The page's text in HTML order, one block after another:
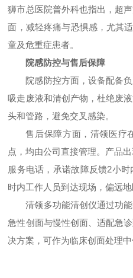
狮市总医院普外科也指出，超
面，减轻疼痛与恐惧感，尤其
童及危重症患者。
院感防控与售后保障
院感防控方面，设备配备
吸走废液和清创产物，杜绝废
头和管路，避免交叉感染。
售后保障方面，清领医疗
点，均由公司直接管理。产品
服务电话，承诺故障反馈2小
时内工作人员到达现场，偏远
清领多功能清创仪通过功
急性创面与慢性创面、适配急
决方案，可作为临床创面处理中